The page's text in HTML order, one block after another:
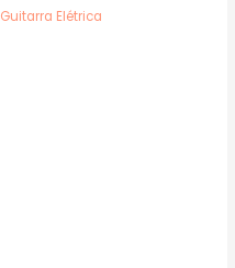
Guitarra Elétrica